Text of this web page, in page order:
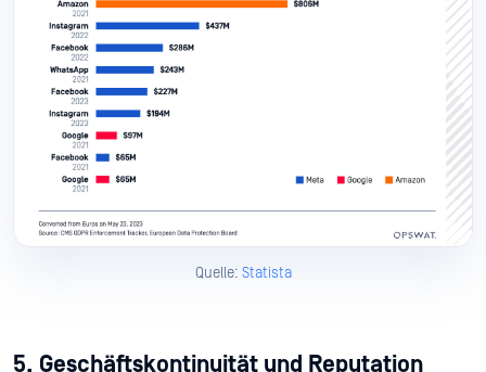
Quelle: Statista
5. Geschäftskontinuität und Reputation